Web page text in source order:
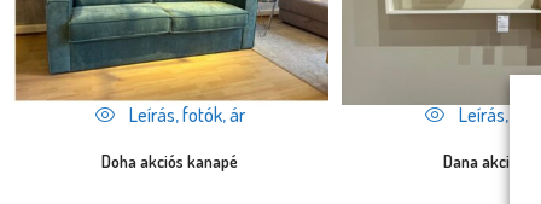
Leírás, fotók, ár
Doha akciós kanapé
Leírás,
Dana akciós